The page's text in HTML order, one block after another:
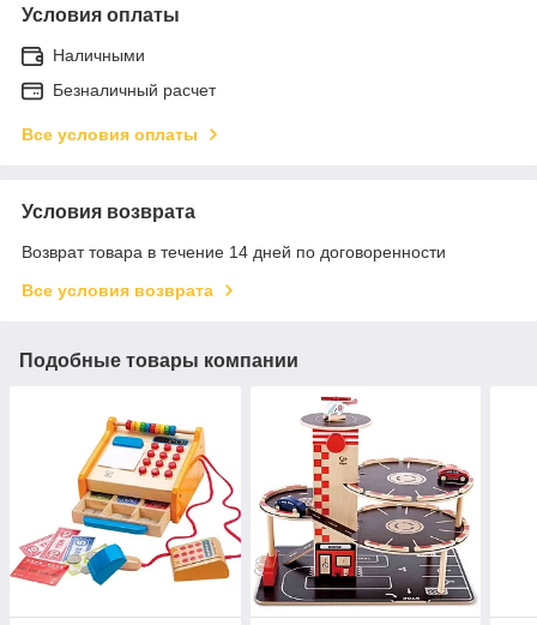
Условия оплаты
Наличными
Безналичный расчет
Все условия оплаты
Условия возврата
Возврат товара в течение 14 дней по договоренности
Все условия возврата
Подобные товары компании